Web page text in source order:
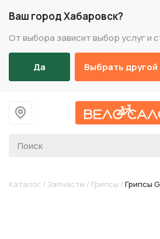
Ваш город Хабаровск?
От выбора зависит выбор услуг и
Да Выбрать другой
На
Каталог / Запчасти / Грипсы / Грипсы